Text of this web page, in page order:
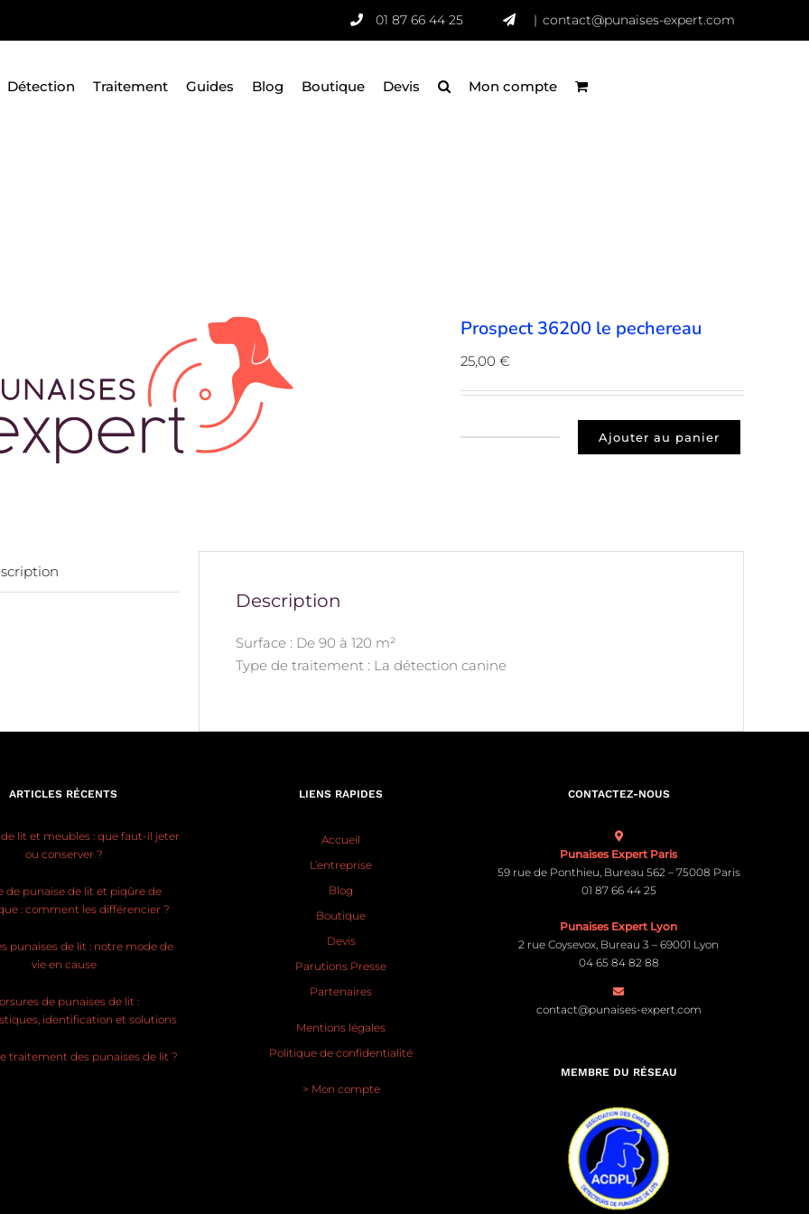
01 87 66 44 25 | contact@punaises-expert.com
Détection Traitement Guides Blog Boutique Devis Mon compte
Prospect 36200 le pechereau
25,00 €
Ajouter au panier
Description
Surface : De 90 à 120 m²
Type de traitement : La détection canine
ARTICLES RÉCENTS
lit et meubles : que faut-il jeter
ou conserver ?
de punaise de lit et piqûre de
: comment les différencier ?
punaises de lit : notre mode de
vie en cause
de punaises de lit :
identification et solutions
traitement des punaises de lit ?
LIENS RAPIDES
Accueil
L’entreprise
Blog
Boutique
Devis
Parutions Presse
Partenaires
Mentions légales
Politique de confidentialité
> Mon compte
CONTACTEZ-NOUS
Punaises Expert Paris
59 rue de Ponthieu, Bureau 562 – 75008 Paris
01 87 66 44 25
Punaises Expert Lyon
2 rue Coysevox, Bureau 3 – 69001 Lyon
04 65 84 82 88
contact@punaises-expert.com
MEMBRE DU RÉSEAU